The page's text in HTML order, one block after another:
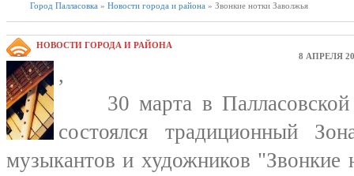
Город Палласовка » Новости города и района » Звонкие нотки Заволжья
НОВОСТИ ГОРОДА И РАЙОНА
8 АПРЕЛЯ
,
30 марта в Палласовской
состоялся традиционный
музыкантов и художников